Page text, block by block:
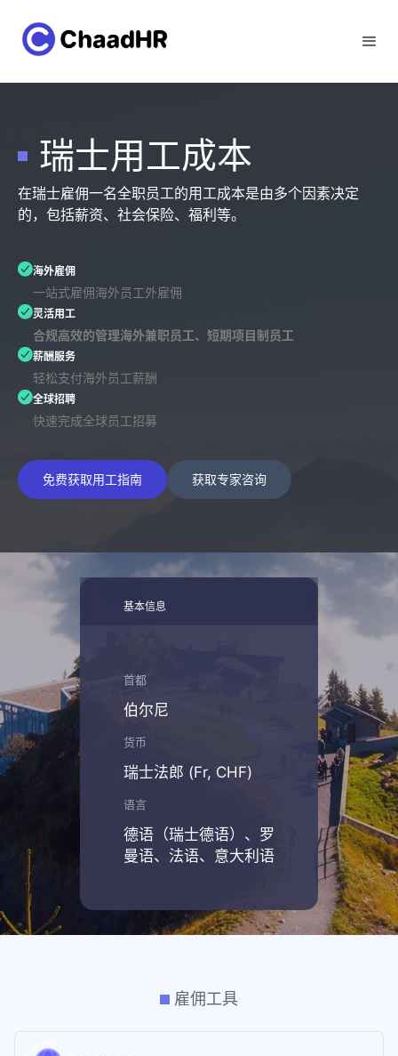
瑞士用工成本
在瑞士雇佣一名全职员工的用工成本是由多个因素决定
的，包括薪资、社会保险、福利等。
海外雇佣
一站式雇佣海外员工外雇佣
灵活用工
合规高效的管理海外兼职员工、短期项目制员工
薪酬服务
轻松支付海外员工薪酬
全球招聘
快速完成全球员工招募
免费获取用工指南 获取专家咨询
基本信息
首都
伯尔尼
货币
瑞士法郎 (Fr, CHF)
语言
德语（瑞士德语）、罗
曼语、法语、意大利语
雇佣工具